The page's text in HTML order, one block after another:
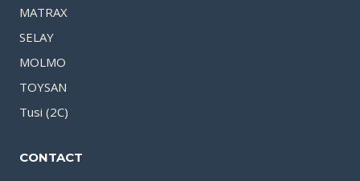
MATRAX
SELAY
MOLMO
TOYSAN
Tusi (2C)
CONTACT